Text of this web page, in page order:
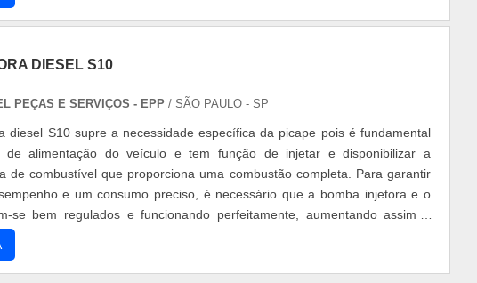
DIESEL S10
PEÇAS E SERVIÇOS - EPP / SÃO PAULO - SP
diesel S10 supre a necessidade específica da picape pois é fundamental
de alimentação do veículo e tem função de injetar e disponibilizar a
de combustível que proporciona uma combustão completa. Para garantir
e um consumo preciso, é necessário que a bomba injetora e o
se bem regulados e funcionando perfeitamente, aumentando assim o
veículo ...